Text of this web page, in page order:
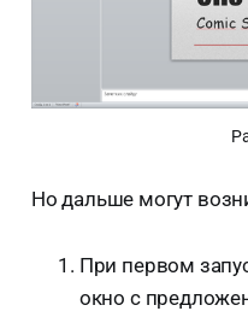
Но дальше могут
При первом
окно с